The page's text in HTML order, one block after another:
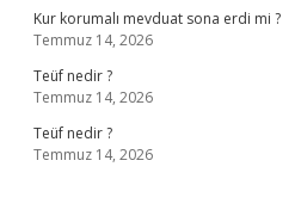
Kur korumalı mevduat sona erdi mi ?
Temmuz 14, 2026
Teüf nedir ?
Temmuz 14, 2026
Teüf nedir ?
Temmuz 14, 2026